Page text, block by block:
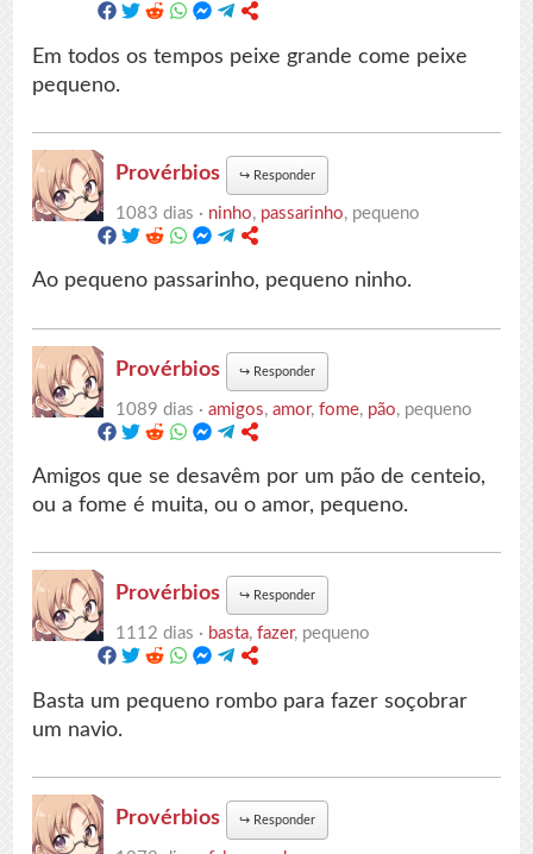
Em todos os tempos peixe grande come peixe
pequeno.
Provérbios ↪ Responder
1083 dias · ninho, passarinho, pequeno
Ao pequeno passarinho, pequeno ninho.
Provérbios ↪ Responder
1089 dias ·amigos,amor,fome, pão, pequeno
Amigos que se desavêm por um pão de centeio,
ou a fome é muita, ou o amor, pequeno.
Provérbios ↪ Responder
1112 dias · basta,fazer, pequeno
Basta um pequeno rombo para fazer soçobrar
um navio.
Provérbios ↪ Responder